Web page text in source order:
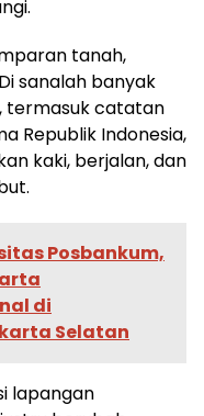
tanah,
sanalah banyak
termasuk catatan
Republik Indonesia,
kaki, berjalan, dan
Posbankum,
di
Selatan
lapangan